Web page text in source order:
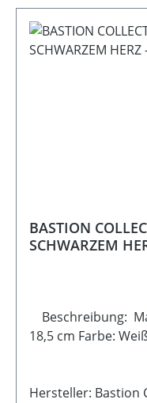
BASTION
SCHWARZEM
Beschreibung:
Hersteller: Bastion